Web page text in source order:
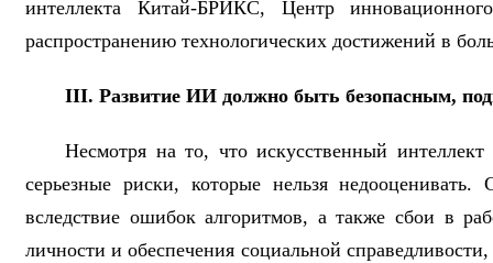
интеллекта Китай-БРИКС, Центр
распространению технологических достижений в
III. Развитие ИИ должно быть безопасным,
Несмотря на то, что искусственный интеллект
серьезные риски, которые нельзя
вследствие ошибок алгоритмов, а также сбои в
личности и обеспечения социальной